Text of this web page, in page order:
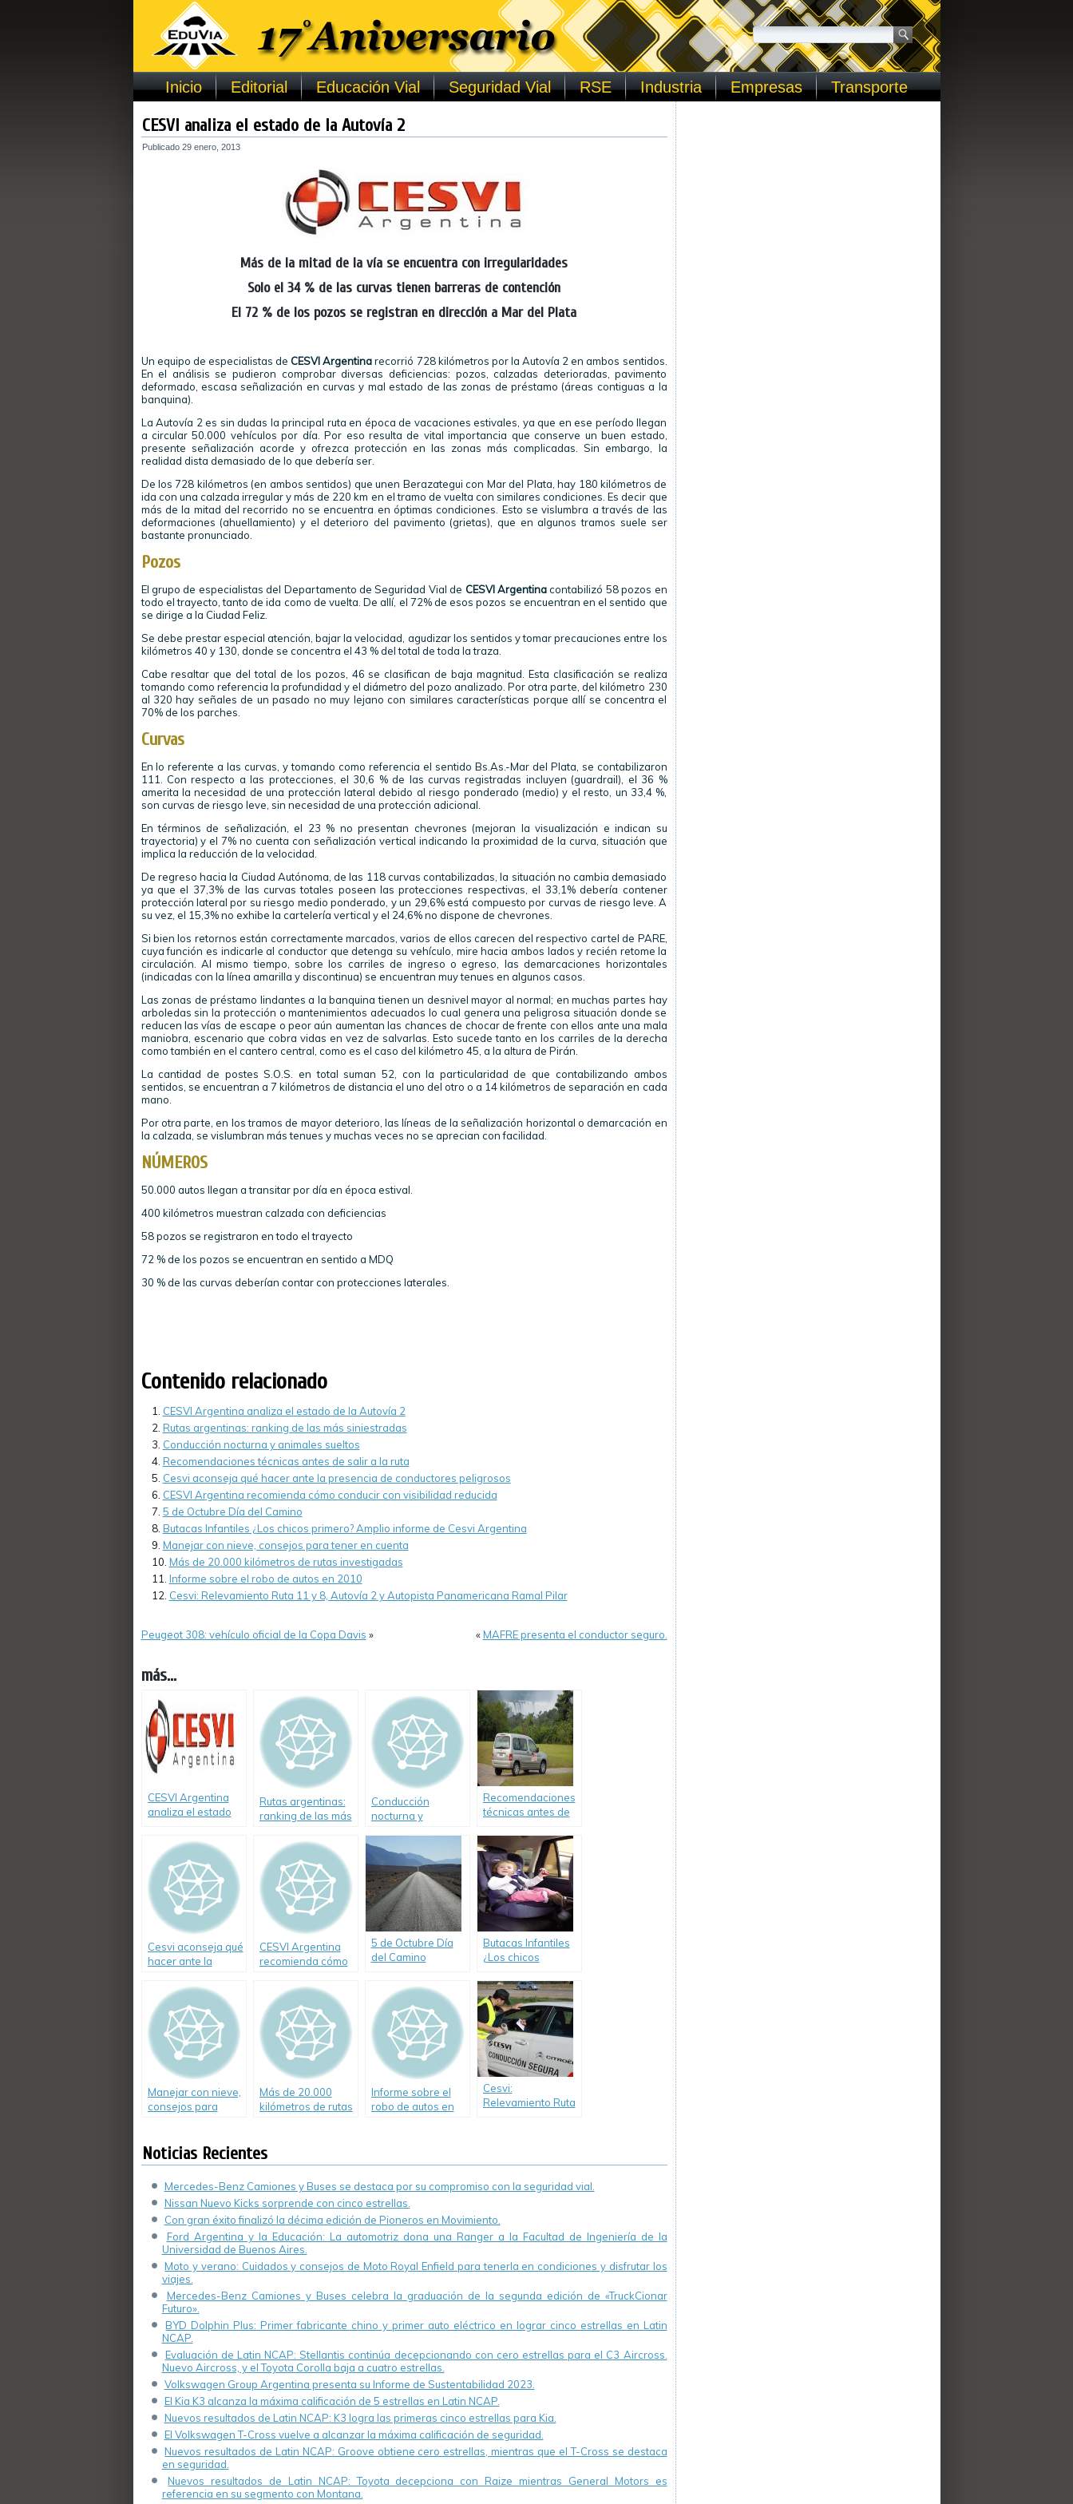
Inicio Editorial Educación Vial Seguridad Vial RSE Industria Empresas Transporte
CESVI analiza el estado de la Autovía 2
Publicado 29 enero, 2013
Más de la mitad de la vía se encuentra con irregularidades
Solo el 34 % de las curvas tienen barreras de contención
El 72 % de los pozos se registran en dirección a Mar del Plata
Un equipo de especialistas deCESVI Argentinarecorrió 728 kilómetros por la Autovía 2 en ambos sentidos.
En el análisis se pudieron comprobar diversas deficiencias: pozos, calzadas deterioradas, pavimento
deformado, escasa señalización en curvas y mal estado de las zonas de préstamo (áreas contiguas a la
banquina).
La Autovía 2 es sin dudas la principal ruta en época de vacaciones estivales, ya que en ese período llegan
a circular 50.000 vehículos por día. Por eso resulta de vital importancia que conserve un buen estado,
presente señalización acorde y ofrezca protección en las zonas más complicadas. Sin embargo, la
realidad dista demasiado de lo que debería ser.
De los 728 kilómetros (en ambos sentidos) que unen Berazategui con Mar del Plata, hay 180 kilómetros de
ida con una calzada irregular y más de 220 km en el tramo de vuelta con similares condiciones. Es decir que
más de la mitad del recorrido no se encuentra en óptimas condiciones. Esto se vislumbra a través de las
deformaciones (ahuellamiento) y el deterioro del pavimento (grietas), que en algunos tramos suele ser
bastante pronunciado.
Pozos
El grupo de especialistas del Departamento de Seguridad Vial de CESVI Argentinacontabilizó 58 pozos en
todo el trayecto, tanto de ida como de vuelta. De allí, el 72% de esos pozos se encuentran en el sentido que
se dirige a la Ciudad Feliz.
Se debe prestar especial atención, bajar la velocidad, agudizar los sentidos y tomar precauciones entre los
kilómetros 40 y 130, donde se concentra el 43 % del total de toda la traza.
Cabe resaltar que del total de los pozos, 46 se clasifican de baja magnitud. Esta clasificación se realiza
tomando como referencia la profundidad y el diámetro del pozo analizado. Por otra parte, del kilómetro 230
al 320 hay señales de un pasado no muy lejano con similares características porque allí se concentra el
70% de los parches.
Curvas
En lo referente a las curvas, y tomando como referencia el sentido Bs.As.-Mar del Plata, se contabilizaron
111. Con respecto a las protecciones, el 30,6 % de las curvas registradas incluyen (guardrail), el 36 %
amerita la necesidad de una protección lateral debido al riesgo ponderado (medio) y el resto, un 33,4 %,
son curvas de riesgo leve, sin necesidad de una protección adicional.
En términos de señalización, el 23 % no presentan chevrones (mejoran la visualización e indican su
trayectoria) y el 7% no cuenta con señalización vertical indicando la proximidad de la curva, situación que
implica la reducción de la velocidad.
De regreso hacia la Ciudad Autónoma, de las 118 curvas contabilizadas, la situación no cambia demasiado
ya que el 37,3% de las curvas totales poseen las protecciones respectivas, el 33,1% debería contener
protección lateral por su riesgo medio ponderado, y un 29,6% está compuesto por curvas de riesgo leve. A
su vez, el 15,3% no exhibe la cartelería vertical y el 24,6% no dispone de chevrones.
Si bien los retornos están correctamente marcados, varios de ellos carecen del respectivo cartel de PARE,
cuya función es indicarle al conductor que detenga su vehículo, mire hacia ambos lados y recién retome la
circulación. Al mismo tiempo, sobre los carriles de ingreso o egreso, las demarcaciones horizontales
(indicadas con la línea amarilla y discontinua) se encuentran muy tenues en algunos casos.
Las zonas de préstamo lindantes a la banquina tienen un desnivel mayor al normal; en muchas partes hay
arboledas sin la protección o mantenimientos adecuados lo cual genera una peligrosa situación donde se
reducen las vías de escape o peor aún aumentan las chances de chocar de frente con ellos ante una mala
maniobra, escenario que cobra vidas en vez de salvarlas. Esto sucede tanto en los carriles de la derecha
como también en el cantero central, como es el caso del kilómetro 45, a la altura de Pirán.
La cantidad de postes S.O.S. en total suman 52, con la particularidad de que contabilizando ambos
sentidos, se encuentran a 7 kilómetros de distancia el uno del otro o a 14 kilómetros de separación en cada
mano.
Por otra parte, en los tramos de mayor deterioro, las líneas de la señalización horizontal o demarcación en
la calzada, se vislumbran más tenues y muchas veces no se aprecian con facilidad.
NÚMEROS
50.000 autos llegan a transitar por día en época estival.
400 kilómetros muestran calzada con deficiencias
58 pozos se registraron en todo el trayecto
72 % de los pozos se encuentran en sentido a MDQ
30 % de las curvas deberían contar con protecciones laterales.
Contenido relacionado
CESVI Argentina analiza el estado de la Autovía 2
Rutas argentinas: ranking de las más siniestradas
Conducción nocturna y animales sueltos
Recomendaciones técnicas antes de salir a la ruta
Cesvi aconseja qué hacer ante la presencia de conductores peligrosos
CESVI Argentina recomienda cómo conducir con visibilidad reducida
5 de Octubre Día del Camino
Butacas Infantiles ¿Los chicos primero? Amplio informe de Cesvi Argentina
Manejar con nieve, consejos para tener en cuenta
Más de 20.000 kilómetros de rutas investigadas
Informe sobre el robo de autos en 2010
Cesvi: Relevamiento Ruta 11 y 8, Autovía 2 y Autopista Panamericana Ramal Pilar
Peugeot 308: vehículo oficial de la Copa Davis » «MAFRE presenta el conductor seguro.
más...
CESVI Argentina
analiza el estado
Rutas argentinas:
ranking de las más
Conducción
nocturna y
Recomendaciones
técnicas antes de
Cesvi aconseja qué
hacer ante la
conductores
peligrosos
CESVI Argentina
recomienda cómo
visibilidad reducida
5 de Octubre Día
del Camino
Butacas Infantiles
¿Los chicos
informe de Cesvi
Argentina
Manejar con nieve,
consejos para
Más de 20.000
kilómetros de rutas
Informe sobre el
robo de autos en
Cesvi:
Relevamiento Ruta
Noticias Recientes
Mercedes-Benz Camiones y Buses se destaca por su compromiso con la seguridad vial.
Nissan Nuevo Kicks sorprende con cinco estrellas.
Con gran éxito finalizó la décima edición de Pioneros en Movimiento.
Ford Argentina y la Educación: La automotriz dona una Ranger a la Facultad de Ingeniería de la
Universidad de Buenos Aires.
Moto y verano: Cuidados y consejos de Moto Royal Enfield para tenerla en condiciones y disfrutar los
viajes.
Mercedes-Benz Camiones y Buses celebra la graduación de la segunda edición de «TruckCionar
Futuro».
BYD Dolphin Plus: Primer fabricante chino y primer auto eléctrico en lograr cinco estrellas en Latin
NCAP.
Evaluación de Latin NCAP: Stellantis continúa decepcionando con cero estrellas para el C3 Aircross.
Nuevo Aircross, y el Toyota Corolla baja a cuatro estrellas.
Volkswagen Group Argentina presenta su Informe de Sustentabilidad 2023.
El Kia K3 alcanza la máxima calificación de 5 estrellas en Latin NCAP.
Nuevos resultados de Latin NCAP: K3 logra las primeras cinco estrellas para Kia.
El Volkswagen T-Cross vuelve a alcanzar la máxima calificación de seguridad.
Nuevos resultados de Latin NCAP: Groove obtiene cero estrellas, mientras que el T-Cross se destaca
en seguridad.
Nuevos resultados de Latin NCAP: Toyota decepciona con Raize mientras General Motors es
referencia en su segmento con Montana.